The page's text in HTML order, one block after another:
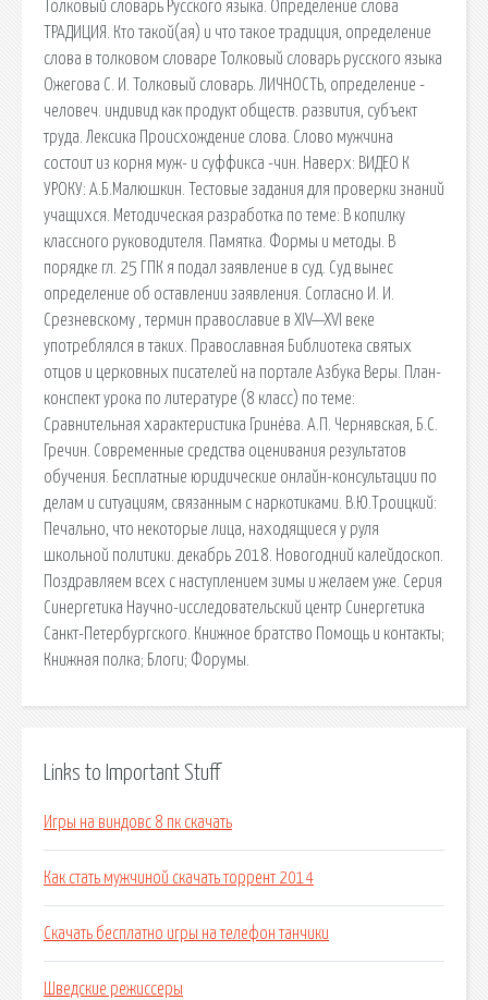
Толковый словарь Русского языка. Определение слова
ТРАДИЦИЯ. Кто такой(ая) и что такое традиция, определение
слова в толковом словаре Толковый словарь русского языка
Ожегова С. И. Толковый словарь. ЛИЧНОСТЬ, определение -
человеч. индивид как продукт обществ. развития, субъект
труда. Лексика Происхождение слова. Слово мужчина
состоит из корня муж- и суффикса -чин. Наверх: ВИДЕО К
УРОКУ: А.Б.Малюшкин. Тестовые задания для проверки знаний
учащихся. Методическая разработка по теме: В копилку
классного руководителя. Памятка. Формы и методы. В
порядке гл. 25 ГПК я подал заявление в суд. Суд вынес
определение об оставлении заявления. Согласно И. И.
Срезневскому , термин православие в XIV—XVI веке
употреблялся в таких. Православная Библиотека святых
отцов и церковных писателей на портале Азбука Веры. План-
конспект урока по литературе (8 класс) по теме:
Сравнительная характеристика Гринёва. А.П. Чернявская, Б.С.
Гречин. Современные средства оценивания результатов
обучения. Бесплатные юридические онлайн-консультации по
делам и ситуациям, связанным с наркотиками. В.Ю.Троицкий:
Печально, что некоторые лица, находящиеся у руля
школьной политики. декабрь 2018. Новогодний калейдоскоп.
Поздравляем всех с наступлением зимы и желаем уже. Серия
Синергетика Научно-исследовательский центр Синергетика
Санкт-Петербургского. Книжное братство Помощь и контакты;
Книжная полка; Блоги; Форумы.
Links to Important Stuff
Игры на виндовс 8 пк скачать
Как стать мужчиной скачать торрент 2014
Скачать бесплатно игры на телефон танчики
Шведские режиссеры